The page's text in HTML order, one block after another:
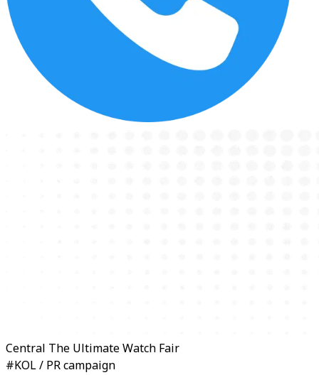
Central The Ultimate Watch Fair
#KOL / PR campaign